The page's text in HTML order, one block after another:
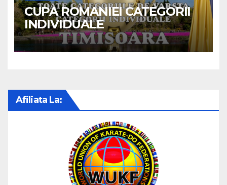
CUPA ROMANIEI CATEGORII
INDIVIDUALE
Afiliata La: